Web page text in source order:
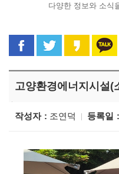
다양한 정보와 소식
페이스북으로 공유
트위터로 공유
카카
고양환경에너지시설(
작성자 조연덕 등록일